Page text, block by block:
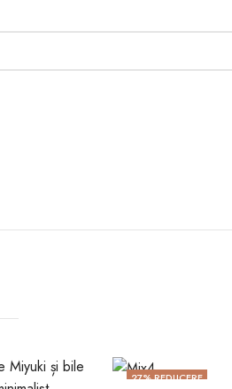
27% REDUCERE